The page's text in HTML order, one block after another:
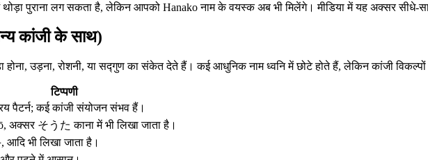
पुराना लग सकता है, लेकिन आपको Hanako नाम के वयस्क अब भी मिलेंगे। मीडिया में यह अक्सर सीधे-
कांजी के साथ)
उड़ना, रोशनी, या सद्गुण का संकेत देते हैं। कई आधुनिक नाम ध्वनि में छोटे होते हैं, लेकिन कांजी
टिप्पणी
पैटर्न; कई कांजी संयोजन संभव हैं।
अक्सर そうた काना में भी लिखा जाता है।
भी लिखा जाता है।